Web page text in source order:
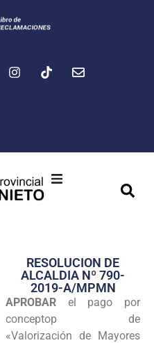
Transparencia
Seguridad
Programas
RESOLUCION DE
ALCALDIA Nº 790-
2019-A/MPMN
APROBAR el pago por
conceptop de
«Valorización de Mayores